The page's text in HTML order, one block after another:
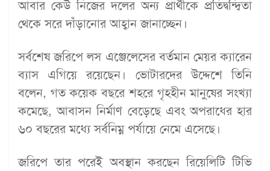
আবার কেউ নিজের দলের অন্য প্রার্থীকে প্রতিদ্বন্দ্বিতা
থেকে সরে দাঁড়ানোর আহ্বান জানাচ্ছেন।
সর্বশেষ জরিপে লস এঞ্জেলেসের বর্তমান মেয়র ক্যারেন
ব্যাস এগিয়ে রয়েছেন। ভোটারদের উদ্দেশে তিনি
বলেন, গত কয়েক বছরে শহরে গৃহহীন মানুষের সংখ্যা
কমেছে, আবাসন নির্মাণ বেড়েছে এবং অপরাধের হার
৬০ বছরের মধ্যে সর্বনিম্ন পর্যায়ে নেমে এসেছে।
জরিপে তার পরেই অবস্থান করছেন রিয়েলিটি টিভি